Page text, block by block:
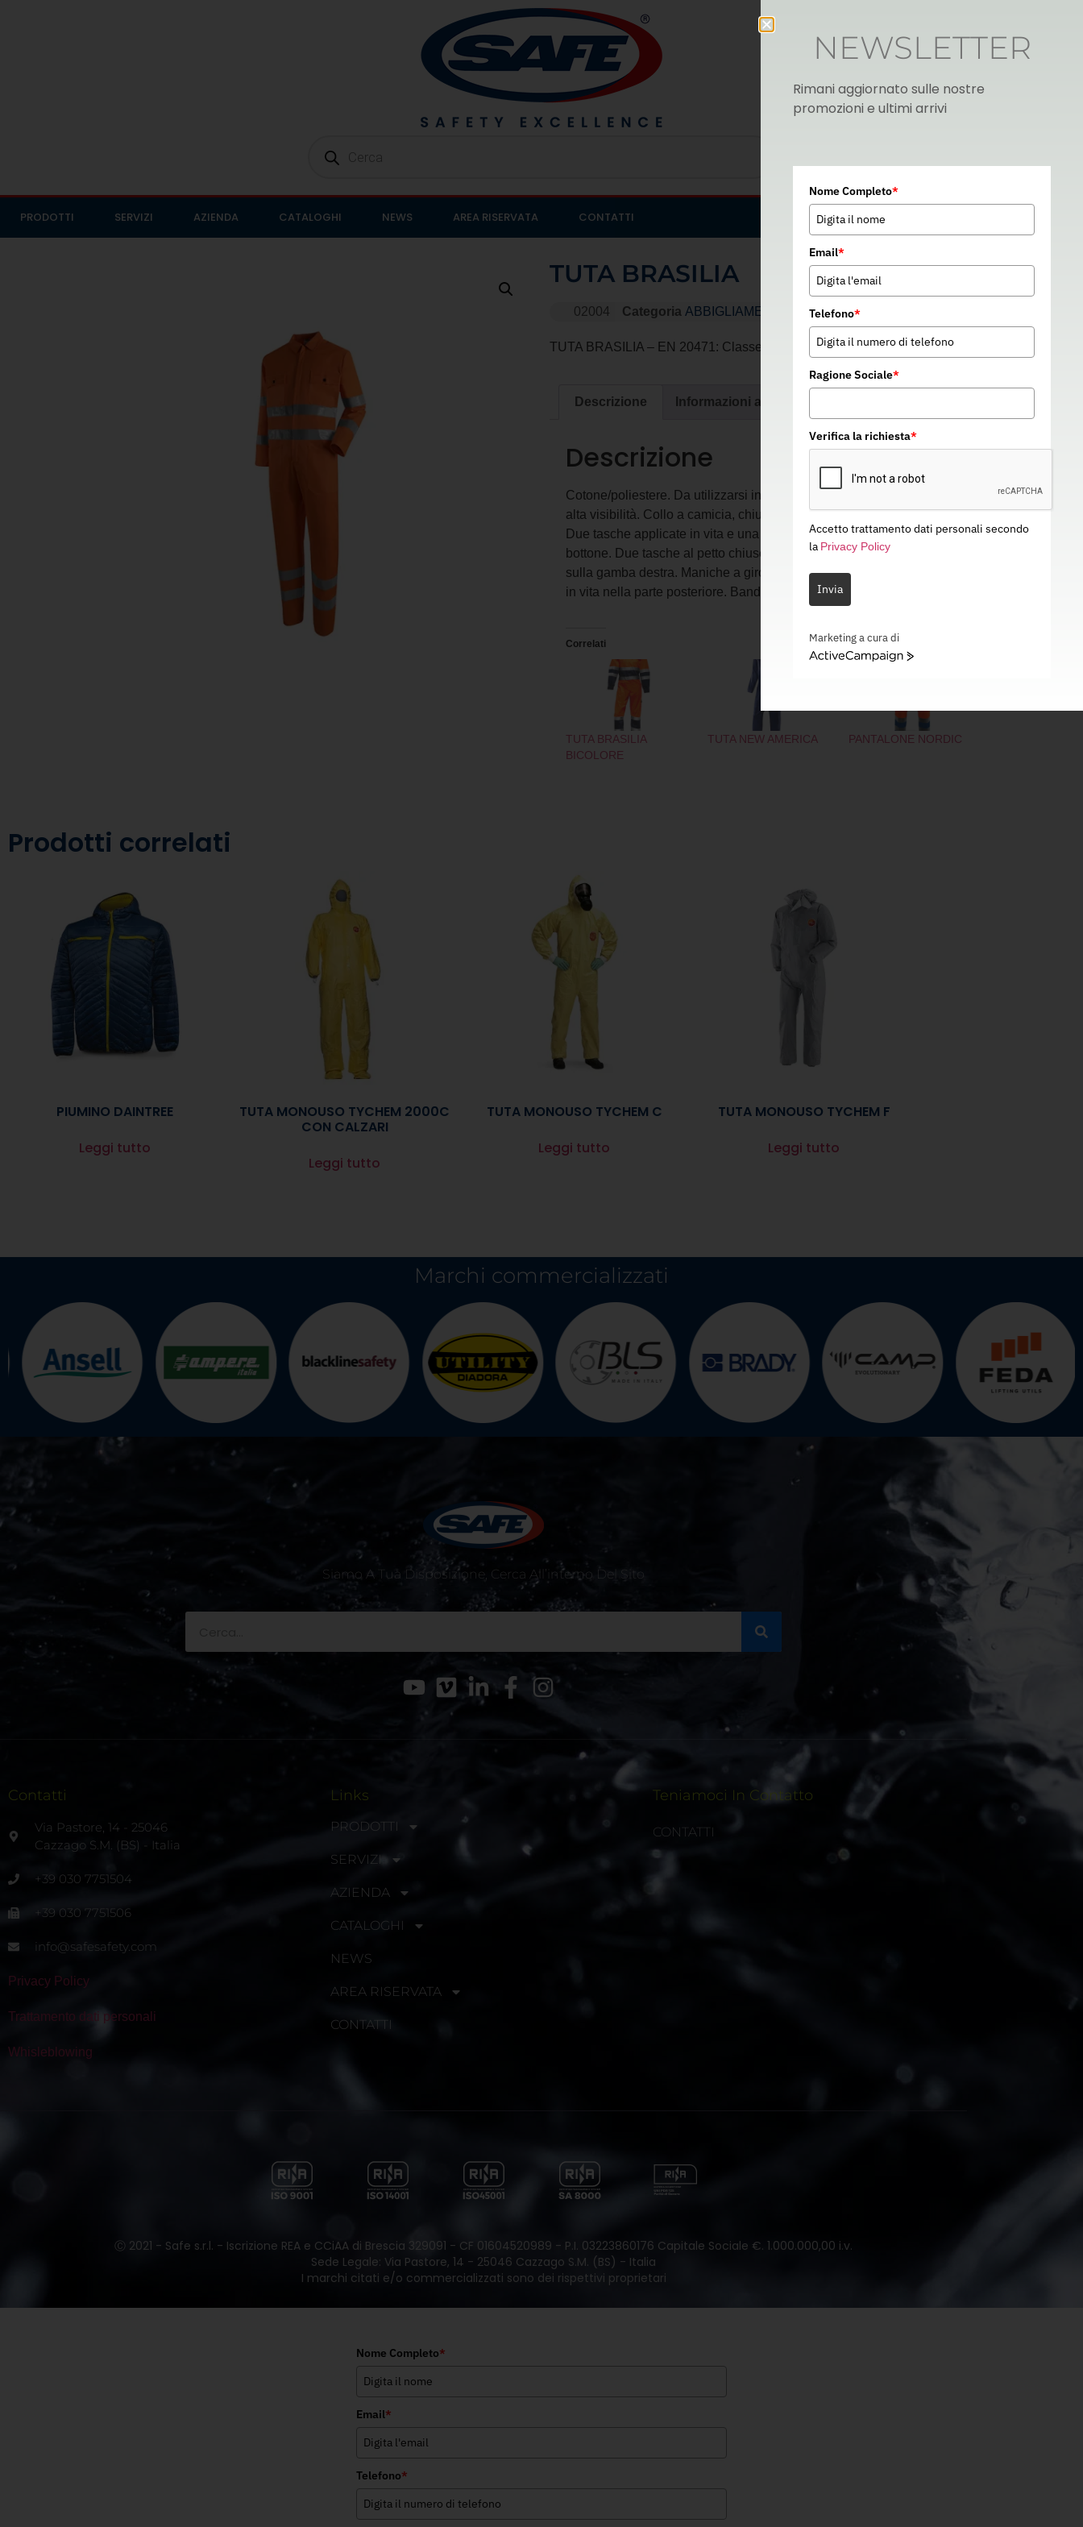
PRODOTTI SERVIZI AZIENDA CATALOGHI NEWS AREA RISERVATA CONTATTI
TUTA BRASILIA
02004 Categoria ABBIGLIAMENTO DA LAVORO
TUTA BRASILIA – EN 20471: Classe 3 – 02004
Descrizione Informazioni aggiuntive
Descrizione
Cotone/poliestere. Da utilizzarsi in condizioni di bassa visibilità. Tuta
alta visibilità. Collo a camicia, chiusura anteriore con cerniera coperta.
Due tasche applicate in vita e una tasca posteriore applicata chiusa con
bottone. Due tasche al petto chiuse da patta e bottone, tasca porta metro
sulla gamba destra. Maniche a giro e polsi chiusi con bottone. Elastico
in vita nella parte posteriore. Bande retroriflettenti.
Correlati
TUTA BRASILIA
BICOLORE
TUTA NEW AMERICA PANTALONE NORDIC
Prodotti correlati
PIUMINO DAINTREE
Leggi tutto
TUTA MONOUSO TYCHEM 2000C
CON CALZARI
Leggi tutto
TUTA MONOUSO TYCHEM C
Leggi tutto
TUTA MONOUSO TYCHEM F
Leggi tutto
Marchi commercializzati
Siamo A Tua Disposizione, Cerca All’interno Del Sito
Contatti
Via Pastore, 14 - 25046
Cazzago S.M. (BS) - Italia
+39 030 7751504
+39 030 7751506
info@safesafety.com
Privacy Policy
Trattamento dati personali
Whisleblowing
Links
PRODOTTI
SERVIZI
AZIENDA
CATALOGHI
NEWS
AREA RISERVATA
CONTATTI
Teniamoci In Contatto
CONTATTI
Ⓒ 2021 - Safe s.r.l. - Iscrizione REA e CCiAA di Brescia 329091 - CF 01604520989 - P.I. 03223860176 Capitale Sociale €. 1.000.000,00 i.v.
Sede Legale: Via Pastore, 14 - 25046 Cazzago S.M. (BS) - Italia
I marchi citati e/o commercializzati sono dei rispettivi proprietari
NEWSLETTER
Rimani aggiornato sulle nostre
promozioni e ultimi arrivi
Nome Completo*
Email*
Telefono*
Ragione Sociale*
Verifica la richiesta*
Accetto trattamento dati personali secondo
la Privacy Policy
Invia
Marketing a cura di
ActiveCampaign
Nome Completo*
Email*
Telefono*